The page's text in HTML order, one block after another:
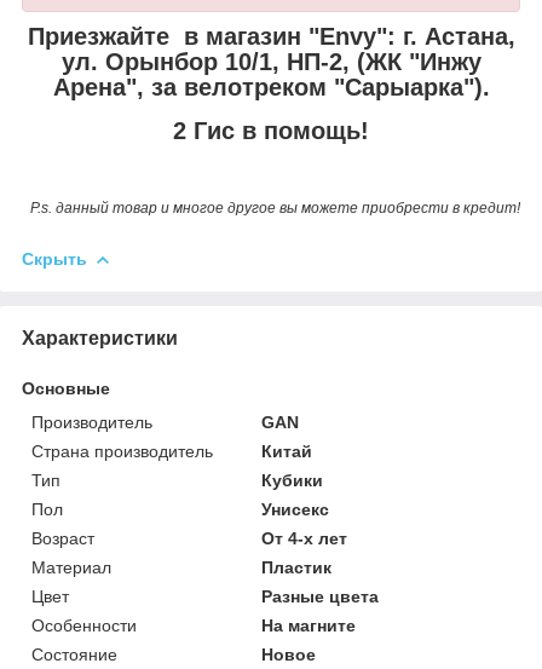
Приезжайте в магазин "Envy": г. Астана,
ул. Орынбор 10/1, НП-2, (ЖК "Инжу
Арена", за велотреком "Сарыарка").
2 Гис в помощь!
P.s. данный товар и многое другое вы можете приобрести в кредит!
Скрыть
Характеристики
Основные
Производитель
GAN
Страна производитель
Китай
Тип
Кубики
Пол
Унисекс
Возраст
От 4-х лет
Материал
Пластик
Цвет
Разные цвета
Особенности
На магните
Состояние
Новое